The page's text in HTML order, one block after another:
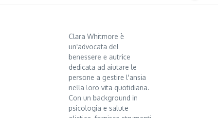
Clara Whitmore è
un'advocata del
benessere e autrice
dedicata ad aiutare le
persone a gestire l'ansia
nella loro vita quotidiana.
Con un background in
psicologia e salute